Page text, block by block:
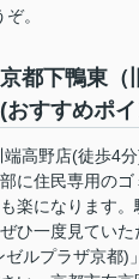
。
都下鴨東（
すすめポ
高野店(徒歩4
に住民専用の
楽になります。
ひ一度見てい
ゼルプラザ京都)